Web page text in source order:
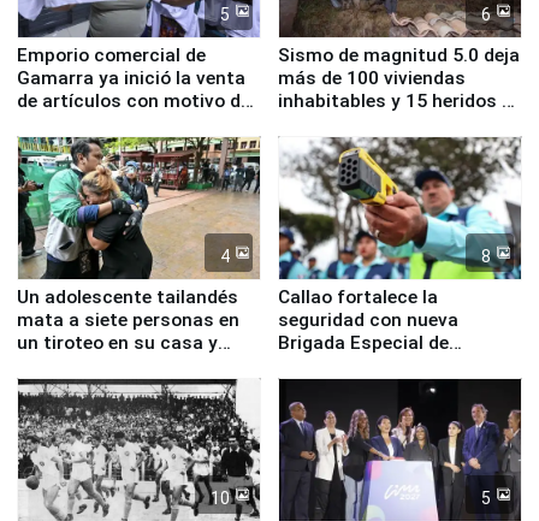
5
Emporio comercial de
Gamarra ya inició la venta
de artículos con motivo de
6
Sismo de magnitud 5.0 deja
más de 100 viviendas
inhabitables y 15 heridos en
4
Un adolescente tailandés
mata a siete personas en
un tiroteo en su casa y
8
Callao fortalece la
seguridad con nueva
Brigada Especial de
equipamiento para
Serenazgo
10 5